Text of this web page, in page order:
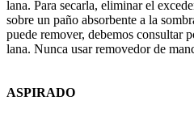
lana. Para secarla, eliminar el
sobre un paño absorbente a la
puede remover, debemos consultar
lana. Nunca usar removedor de
ASPIRADO